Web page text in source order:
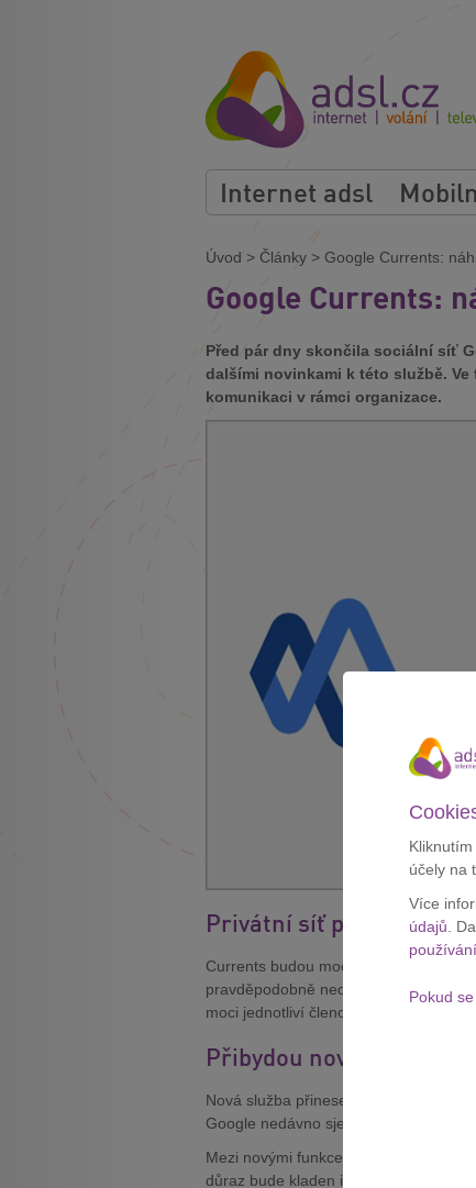
Internet adsl
Úvod > Články > Google Currents:
Google Currents:
Před pár dny skončila sociální síť
dalšími novinkami k této službě.
komunikaci v rámci organizace.
Privátní síť pro firmy
Currents budou moci využívat pouze
pravděpodobně nedostane.
moci jednotliví členové komunikovat.
Přibydou nové funkce
Nová služba přinese i odlišný vzhled
Google nedávno sjednotil své aplikace.
Mezi novými funkcemi budete moci
důraz bude kladen i na hashtagy,
účely na
Více
údajů.
Pokud